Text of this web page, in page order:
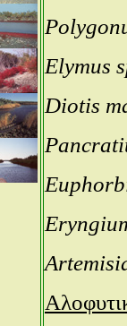
Elymus
Diotis